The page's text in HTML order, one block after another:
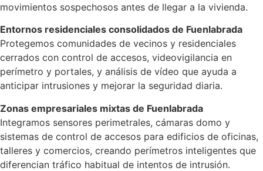
movimientos sospechosos antes de llegar a la vivienda.
Entornos residenciales consolidados de Fuenlabrada
Protegemos comunidades de vecinos y residenciales
cerrados con control de accesos, videovigilancia en
perímetro y portales, y análisis de vídeo que ayuda a
anticipar intrusiones y mejorar la seguridad diaria.
Zonas empresariales mixtas de Fuenlabrada
Integramos sensores perimetrales, cámaras domo y
sistemas de control de accesos para edificios de oficinas,
talleres y comercios, creando perímetros inteligentes que
diferencian tráfico habitual de intentos de intrusión.